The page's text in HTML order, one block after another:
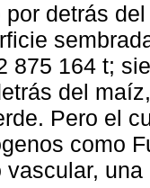
detrás
875 164 t;
del
Pero el
como
vascular,